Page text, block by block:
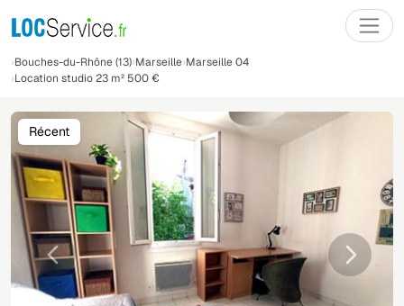
Bouches-du-Rhône (13) Marseille Marseille 04
Location studio 23 m² 500 €
Précédente
Récent